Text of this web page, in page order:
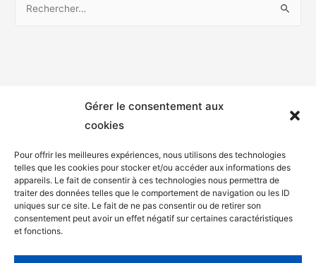
Gérer le consentement aux
cookies
Pour offrir les meilleures expériences, nous utilisons des technologies
telles que les cookies pour stocker et/ou accéder aux informations des
appareils. Le fait de consentir à ces technologies nous permettra de
traiter des données telles que le comportement de navigation ou les ID
uniques sur ce site. Le fait de ne pas consentir ou de retirer son
consentement peut avoir un effet négatif sur certaines caractéristiques
et fonctions.
Mentions légales
Politique de confidentialité